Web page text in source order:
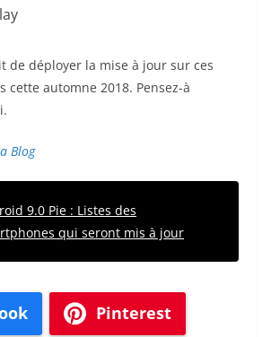
de déployer la mise à jour sur ces
cette automne 2018. Pensez-à
Blog
9.0 Pie : Listes des
qui seront mis à jour
Pinterest